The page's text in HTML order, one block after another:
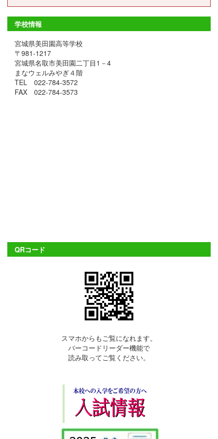
学校情報
宮城県美田園高等学校
〒981-1217
宮城県名取市美田園二丁目1－4
まなウェルみやぎ４階
TEL 022-784-3572
FAX 022-784-3573
QRコード
スマホからもご覧になれます。
バーコードリーダー機能で
読み取ってご覧ください。